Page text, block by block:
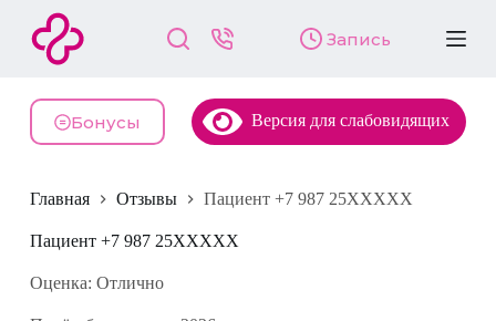
й
и
у
и
Запись
Бонусы Версия для слабовидящих
Главная Отзывы Пациент +7 987 25XXXXX
Пациент +7 987 25XXXXX
Оценка: Отлично